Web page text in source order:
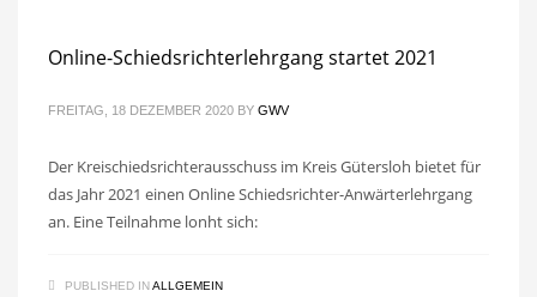
Online-Schiedsrichterlehrgang startet 2021
FREITAG, 18 DEZEMBER 2020 BY GWV
Der Kreischiedsrichterausschuss im Kreis Gütersloh bietet für
das Jahr 2021 einen Online Schiedsrichter-Anwärterlehrgang
an. Eine Teilnahme lonht sich:
PUBLISHED INALLGEMEIN